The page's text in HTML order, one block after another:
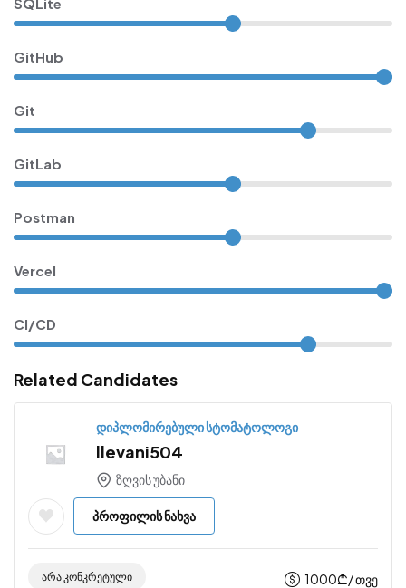
GitHub
Git
GitLab
Postman
Vercel
CI/CD
Related Candidates
დიპლომირებული სტომატოლოგი
llevani504
ზღვის უბანი
პროფილის ნახვა
Არა Კონკრეტული 1000₾/ თვე